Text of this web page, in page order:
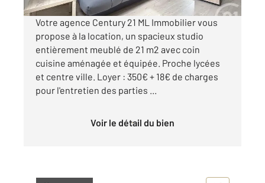
Votre agence Century 21 ML Immobilier vous
propose à la location, un spacieux studio
entièrement meublé de 21 m2 avec coin
cuisine aménagée et équipée. Proche lycées
et centre ville. Loyer : 350€ + 18€ de charges
pour l'entretien des parties ...
Voir le détail du bien